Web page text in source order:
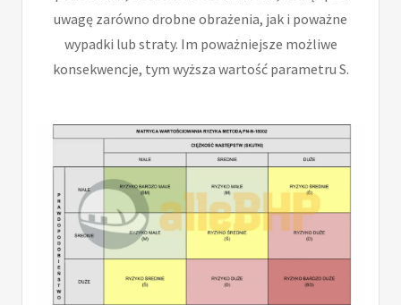
uwagę zarówno drobne obrażenia, jak i poważne
wypadki lub straty. Im poważniejsze możliwe
konsekwencje, tym wyższa wartość parametru S.